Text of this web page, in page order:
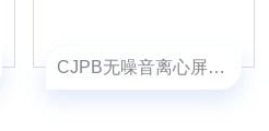
CJPB无噪音离心屏蔽泵